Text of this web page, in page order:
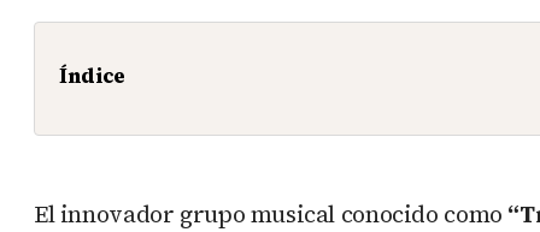
Índice
El innovador grupo musical conocido como